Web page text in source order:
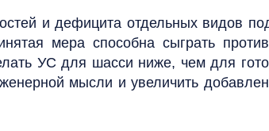
и дефицита отдельных видов
мера способна сыграть
УС для шасси ниже, чем для
мысли и увеличить